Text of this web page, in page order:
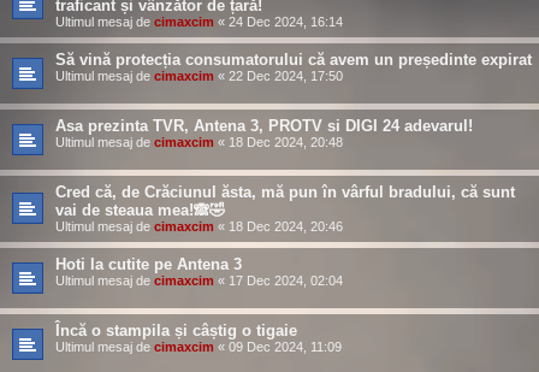
traficant și vânzător de țară!
Ultimul mesaj de cimaxcim « 24 Dec 2024, 16:14
Să vină protecția consumatorului că avem un președinte expirat
Ultimul mesaj de cimaxcim « 22 Dec 2024, 17:50
Asa prezinta TVR, Antena 3, PROTV si DIGI 24 adevarul!
Ultimul mesaj de cimaxcim « 18 Dec 2024, 20:48
Cred că, de Crăciunul ăsta, mă pun în vârful bradului, că sunt
vai de steaua mea!🙈🤣
Ultimul mesaj de cimaxcim « 18 Dec 2024, 20:46
Hoti la cutite pe Antena 3
Ultimul mesaj de cimaxcim « 17 Dec 2024, 02:04
Încă o stampila și câștig o tigaie
Ultimul mesaj de cimaxcim « 09 Dec 2024, 11:09